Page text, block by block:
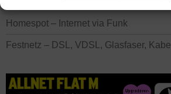
Homespot – Internet via Funk
Festnetz – DSL, VDSL, Glasfaser, Kabel